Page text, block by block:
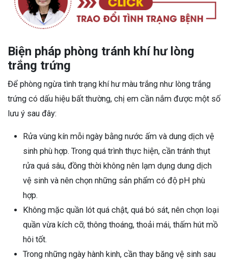
Biện pháp phòng tránh khí hư lòng
trắng trứng
Để phòng ngừa tình trạng khí hư màu trắng như lòng trắng
trứng có dấu hiệu bất thường, chị em cần nắm được một số
lưu ý sau đây:
Rửa vùng kín mỗi ngày bằng nước ấm và dung dịch vệ
sinh phù hợp. Trong quá trình thực hiện, cần tránh thụt
rửa quá sâu, đồng thời không nên lạm dụng dung dịch
vệ sinh và nên chọn những sản phẩm có độ pH phù
hợp.
Không mặc quần lót quá chật, quá bó sát, nên chọn loại
quần vừa kích cỡ, thông thoáng, thoải mái, thấm hút mồ
hôi tốt.
Trong những ngày hành kinh, cần thay băng vệ sinh sau